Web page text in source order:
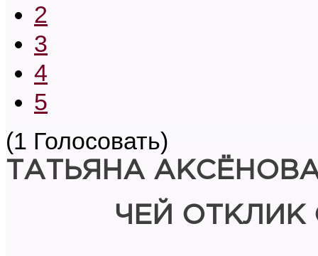
2
3
4
5
(1 Голосовать)
ТАТЬЯНА
ЧЕЙ